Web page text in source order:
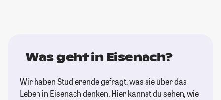
Was geht in Eisenach?
Wir haben Studierende gefragt, was sie über das
Leben in Eisenach denken. Hier kannst du sehen, wie